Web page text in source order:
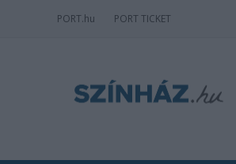
PORT.hu PORT TICKET